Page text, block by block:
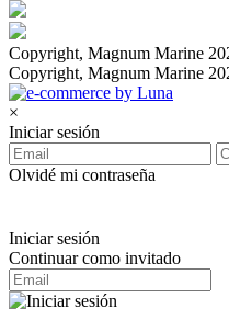
Copyright, Magnum Marine
Copyright, Magnum Marine
×
Iniciar sesión
Olvidé mi contraseña
Iniciar sesión
Continuar como invitado